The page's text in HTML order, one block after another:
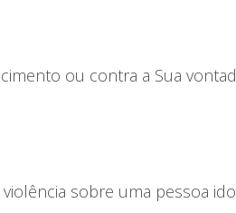
ou contra a Sua
sobre uma pessoa